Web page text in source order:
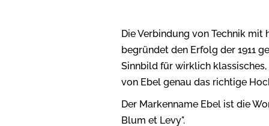
Die Verbindung von Technik
begründet den Erfolg der 1911
Sinnbild für wirklich
von Ebel genau das richtige
Der Markenname Ebel ist die
Blum et Levy".